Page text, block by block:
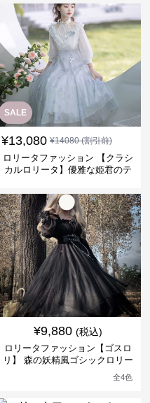
SALE
¥13,080 ¥14080(割引前)
ロリータファッション 【クラシ
カルロリータ】優雅な姫君のテ
¥9,880 (税込)
ロリータファッション【ゴスロ
リ】 森の妖精風ゴシックロリー
全4色